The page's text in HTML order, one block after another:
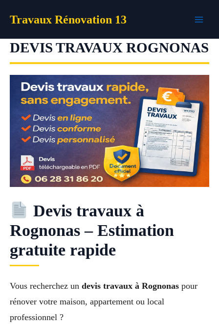
Travaux Rénovation 13
DEVIS TRAVAUX ROGNONAS
Devis travaux à
Rognonas – Estimation
gratuite rapide
Vous recherchez un devis travaux à Rognonas pour
rénover votre maison, appartement ou local
professionnel ?